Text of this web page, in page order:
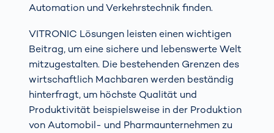
Automation und Verkehrstechnik finden.
VITRONIC Lösungen leisten einen wichtigen
Beitrag, um eine sichere und lebenswerte Welt
mitzugestalten. Die bestehenden Grenzen des
wirtschaftlich Machbaren werden beständig
hinterfragt, um höchste Qualität und
Produktivität beispielsweise in der Produktion
von Automobil- und Pharmaunternehmen zu